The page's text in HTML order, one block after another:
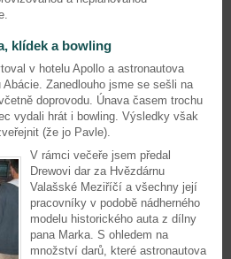
klídek a bowling
v hotelu Apollo a astronautova
Zanedlouho jsme se sešli na
doprovodu. Únava časem trochu
vydali hrát i bowling. Výsledky však
(že jo Pavle).
V rámci večeře jsem předal
Drewovi dar za Hvězdárnu
Valašské Meziříčí a všechny její
pracovníky v podobě nádherného
modelu historického auta z dílny
pana Marka. S ohledem na
množství darů, které astronautova